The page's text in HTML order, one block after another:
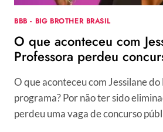
BBB - BIG BROTHER BRASIL
O que aconteceu com
Professora perdeu
O que aconteceu com Jessilane
programa? Por não ter sido
perdeu uma vaga de concurso